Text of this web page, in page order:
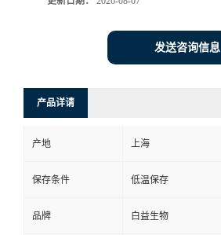
发送咨询信息
产品详请
产地 上海
保存条件 低温保存
品牌 白益生物